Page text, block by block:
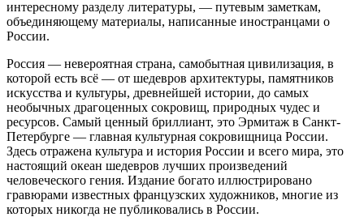
интересному разделу литературы, — путевым заметкам,
объединяющему материалы, написанные иностранцами о
России.
Россия — невероятная страна, самобытная цивилизация, в
которой есть всё — от шедевров архитектуры, памятников
искусства и культуры, древнейшей истории, до самых
необычных драгоценных сокровищ, природных чудес и
ресурсов. Самый ценный бриллиант, это Эрмитаж в Санкт-
Петербурге — главная культурная сокровищница России.
Здесь отражена культура и история России и всего мира, это
настоящий океан шедевров лучших произведений
человеческого гения. Издание богато иллюстрировано
гравюрами известных французских художников, многие из
которых никогда не публиковались в России.